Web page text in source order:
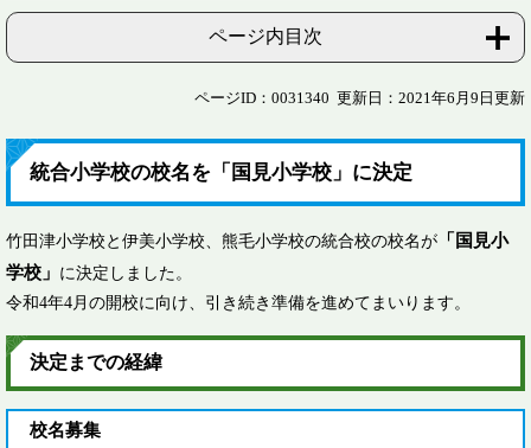
ページ内目次
ページID：0031340 更新日：2021年6月9日更新
統合小学校の校名を「国見小学校」に決定
竹田津小学校と伊美小学校、熊毛小学校の統合校の校名が 「国見小
学校」 に決定しました。
令和4年4月の開校に向け、引き続き準備を進めてまいります。
決定までの経緯
校名募集